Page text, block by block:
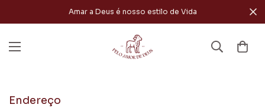
Amar a Deus é nosso estilo de Vida
Endereço